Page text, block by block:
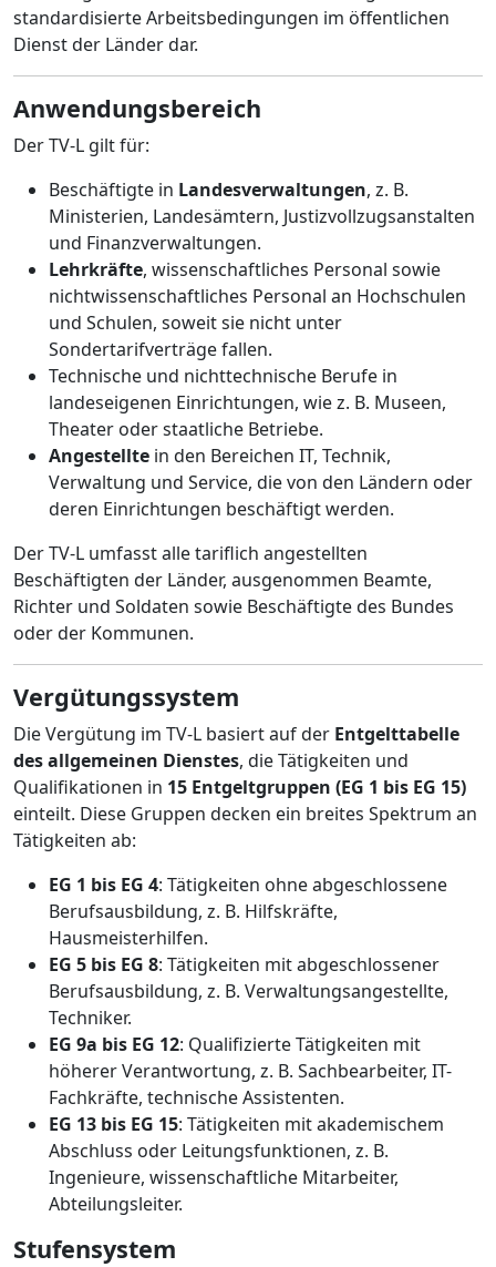
standardisierte Arbeitsbedingungen im öffentlichen
Dienst der Länder dar.
Anwendungsbereich
Der TV-L gilt für:
Beschäftigte in Landesverwaltungen, z. B.
Ministerien, Landesämtern, Justizvollzugsanstalten
und Finanzverwaltungen.
Lehrkräfte, wissenschaftliches Personal sowie
nichtwissenschaftliches Personal an Hochschulen
und Schulen, soweit sie nicht unter
Sondertarifverträge fallen.
Technische und nichttechnische Berufe in
landeseigenen Einrichtungen, wie z. B. Museen,
Theater oder staatliche Betriebe.
Angestellte in den Bereichen IT, Technik,
Verwaltung und Service, die von den Ländern oder
deren Einrichtungen beschäftigt werden.
Der TV-L umfasst alle tariflich angestellten
Beschäftigten der Länder, ausgenommen Beamte,
Richter und Soldaten sowie Beschäftigte des Bundes
oder der Kommunen.
Vergütungssystem
Die Vergütung im TV-L basiert auf der Entgelttabelle
des allgemeinen Dienstes, die Tätigkeiten und
Qualifikationen in 15 Entgeltgruppen (EG 1 bis EG 15)
einteilt. Diese Gruppen decken ein breites Spektrum an
Tätigkeiten ab:
EG 1 bis EG 4: Tätigkeiten ohne abgeschlossene
Berufsausbildung, z. B. Hilfskräfte,
Hausmeisterhilfen.
EG 5 bis EG 8: Tätigkeiten mit abgeschlossener
Berufsausbildung, z. B. Verwaltungsangestellte,
Techniker.
EG 9a bis EG 12: Qualifizierte Tätigkeiten mit
höherer Verantwortung, z. B. Sachbearbeiter, IT-
Fachkräfte, technische Assistenten.
EG 13 bis EG 15: Tätigkeiten mit akademischem
Abschluss oder Leitungsfunktionen, z. B.
Ingenieure, wissenschaftliche Mitarbeiter,
Abteilungsleiter.
Stufensystem